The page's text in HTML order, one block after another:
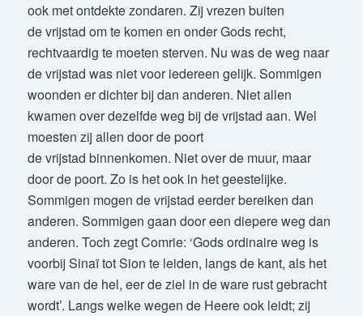
ook met ontdekte zondaren. Zij vrezen buiten
de vrijstad om te komen en onder Gods recht,
rechtvaardig te moeten sterven. Nu was de weg naar
de vrijstad was niet voor iedereen gelijk. Sommigen
woonden er dichter bij dan anderen. Niet allen
kwamen over dezelfde weg bij de vrijstad aan. Wel
moesten zij allen door de poort
de vrijstad binnenkomen. Niet over de muur, maar
door de poort. Zo is het ook in het geestelijke.
Sommigen mogen de vrijstad eerder bereiken dan
anderen. Sommigen gaan door een diepere weg dan
anderen. Toch zegt Comrie: ‘Gods ordinaire weg is
voorbij Sinaï tot Sion te leiden, langs de kant, als het
ware van de hel, eer de ziel in de ware rust gebracht
wordt’. Langs welke wegen de Heere ook leidt; zij